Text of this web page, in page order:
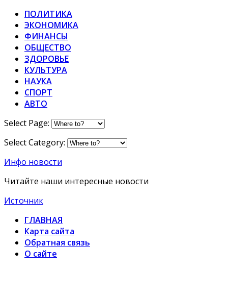
ПОЛИТИКА
ЭКОНОМИКА
ФИНАНСЫ
ОБЩЕСТВО
ЗДОРОВЬЕ
КУЛЬТУРА
НАУКА
СПОРТ
АВТО
Select Page:
Select Category:
Инфо новости
Читайте наши интересные новости
Источник
ГЛАВНАЯ
Карта сайта
Обратная связь
О сайте